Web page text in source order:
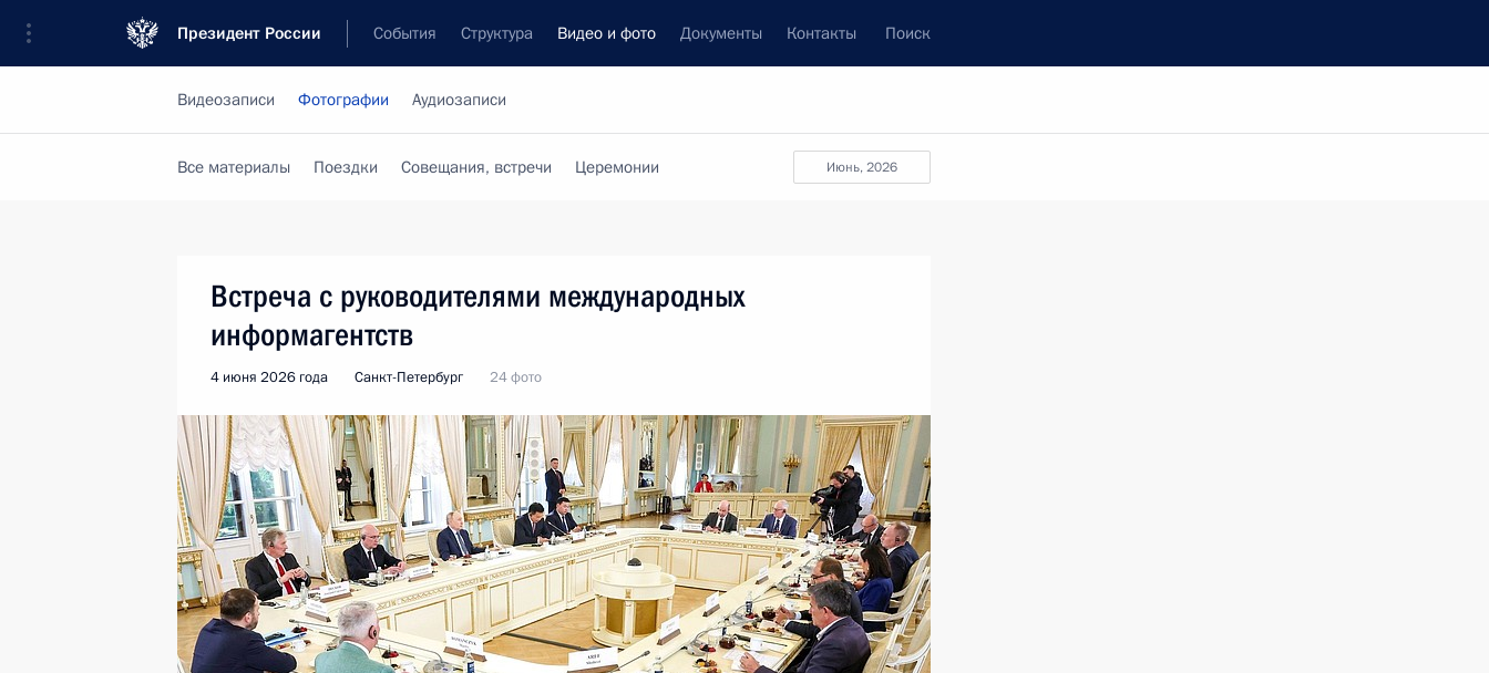
Президент России События Структура Видео и фото Документы Контакты Поиск
Видеозаписи Фотографии Аудиозаписи
июнь, 2026
Все материалы Поездки Совещания, встречи Церемонии
Встреча с руководителями международных
информагентств
4 июня 2026 года Санкт-Петербург 24 фото